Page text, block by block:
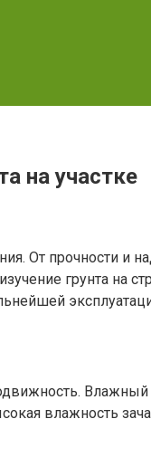
на участке
От прочности и
грунта на
влажность